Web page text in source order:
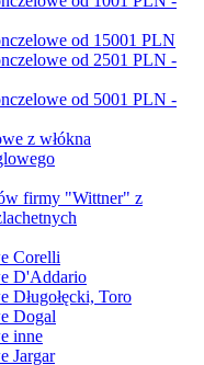
od 15001 PLN
od 2501 PLN -
od 5001 PLN -
z włókna
firmy "Wittner" z
Corelli
D'Addario
Długołęcki, Toro
Dogal
inne
Jargar